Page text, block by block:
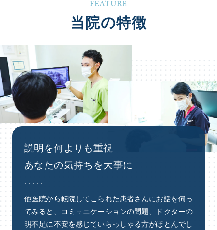
FEATURE
当院の特徴
説明を何よりも重視
あなたの気持ちを大事に
他医院から転院してこられた患者さんにお話を伺っ
てみると、コミュニケーションの問題、ドクターの
明不⾜に不安を感じていらっしゃる⽅がほとんでし